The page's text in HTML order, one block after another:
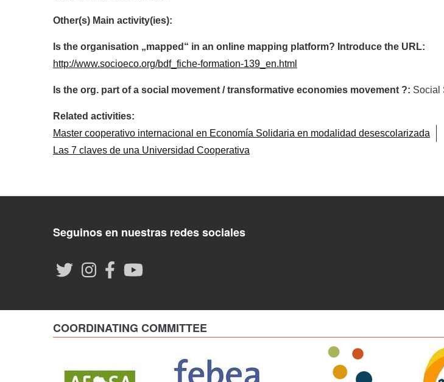
Other(s) Main activity(ies):
Is the organisation „mapped“ in an online mapping platform? Introduce the URL:
http://www.socioeco.org/bdf_fiche-formation-139_en.html
Is the org. part of a social movement / transformative economies movement ?: Social
Related activities:
Master cooperativo internacional en Economía Solidaria en modalidad desescolarizada
Las 7 claves de una Universidad Cooperativa
Seguinos en nuestras redes sociales
COORDINATING COMMITTEE